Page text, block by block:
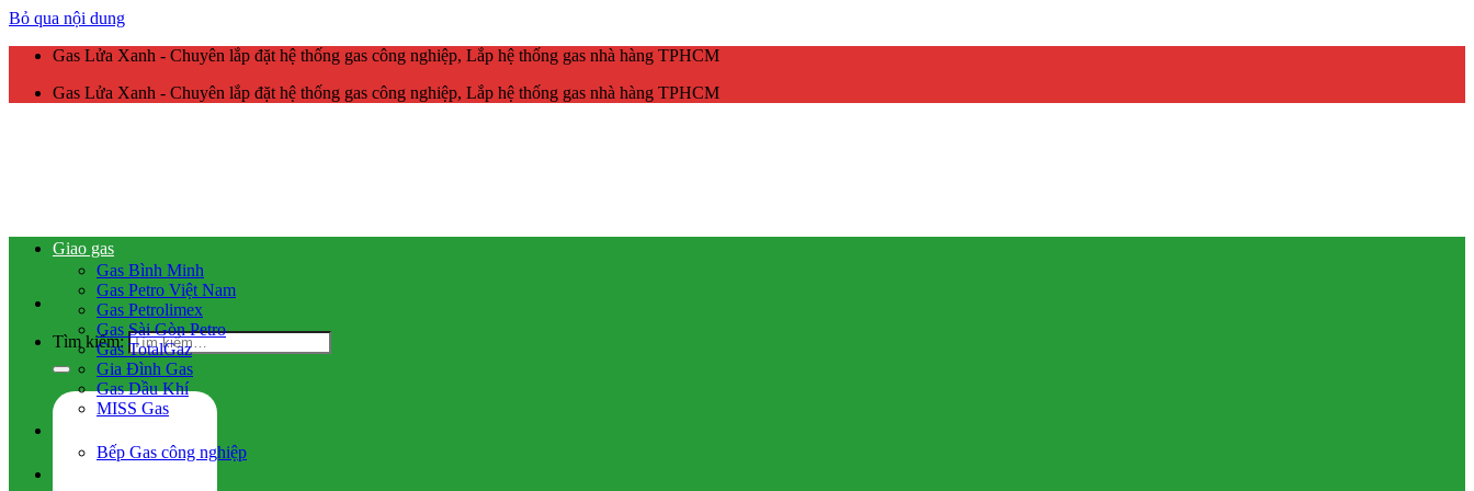
Bỏ qua nội dung
Gas Lửa Xanh - Chuyên lắp đặt hệ thống gas công nghiệp, Lắp hệ thống gas nhà hàng TPHCM
Gas Lửa Xanh - Chuyên lắp đặt hệ thống gas công nghiệp, Lắp hệ thống gas nhà hàng TPHCM
Tìm kiếm:
Giao gas
Gas Bình Minh
Gas Petro Việt Nam
Gas Petrolimex
Gas Sài Gòn Petro
Gas TotalGaz
Gia Đình Gas
Gas Dầu Khí
MISS Gas
Bếp Gas công nghiệp